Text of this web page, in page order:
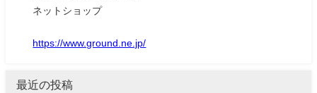
ネットショップ
https://www.ground.ne.jp/
最近の投稿